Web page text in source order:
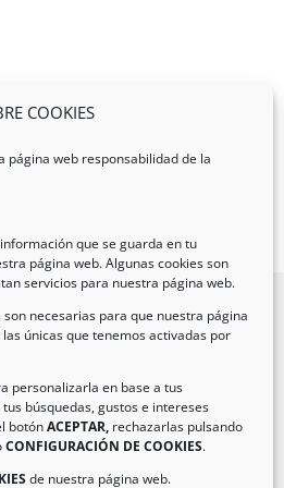
COOKIES
página web responsabilidad de la
que se guarda en tu
página web. Algunas cookies son
servicios para nuestra página web.
necesarias para que nuestra página
únicas que tenemos activadas por
personalizarla en base a tus
búsquedas, gustos e intereses
botónACEPTAR, rechazarlas pulsando
CONFIGURACIÓN DE COOKIES.
de nuestra página web.